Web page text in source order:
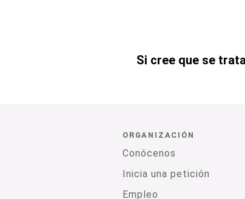
Si cree que se
ORGANIZACIÓN
Conócenos
Inicia una petición
Empleo